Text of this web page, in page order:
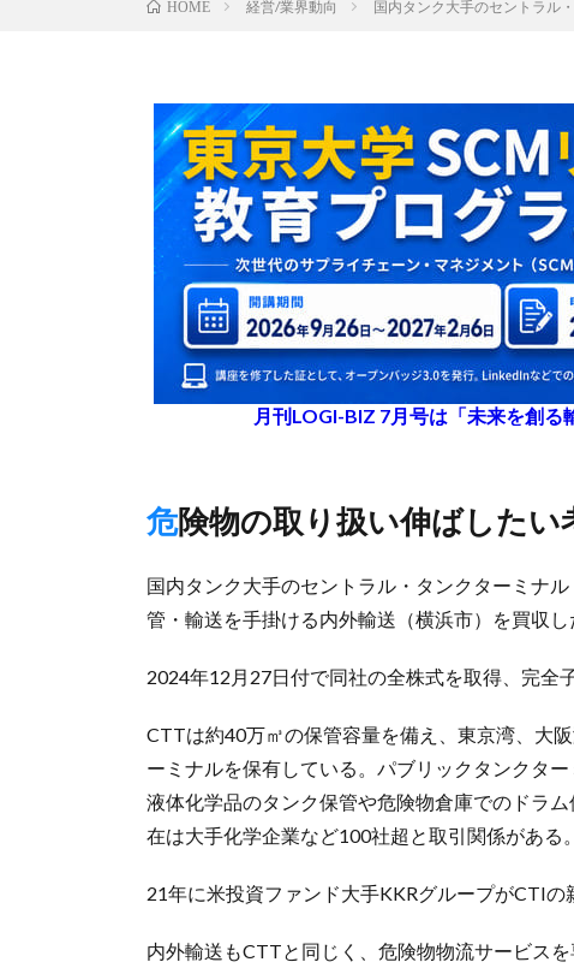
HOME 経営/業界動向 国内タンク大手のセントラル
月刊LOGI-BIZ 7月号は「未来を創
危険物の取り扱い伸ばしたい
国内タンク大手のセントラル・タンクターミナ
管・輸送を手掛ける内外輸送（横浜市）を買収し
2024年12月27日付で同社の全株式を取得、完全
CTTは約40万㎥の保管容量を備え、東京湾、大
ーミナルを保有している。パブリックタンクタ
液体化学品のタンク保管や危険物倉庫でのドラ
在は大手化学企業など100社超と取引関係がある。
21年に米投資ファンド大手KKRグループがCTIの
内外輸送もCTTと同じく、危険物物流サービス